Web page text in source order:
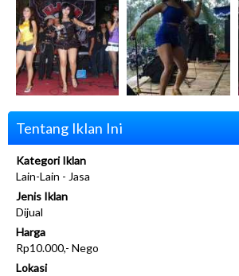
Tentang Iklan Ini
Kategori Iklan
Lain-Lain - Jasa
Jenis Iklan
Dijual
Harga
Rp10.000,- Nego
Lokasi